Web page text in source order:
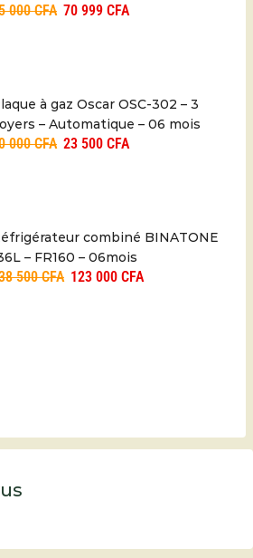
000CFA 70 999 CFA
à gaz Oscar OSC-302 – 3
– Automatique – 06 mois
000CFA 23 500 CFA
combiné BINATONE
– FR160 – 06mois
500CFA 123 000 CFA